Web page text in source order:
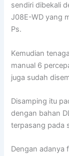
sendiri dibekali
J08E-WD yang
Ps.
Kemudian
manual 6
juga sudah
Disamping itu
dengan bahan
terpasang pada
Dengan adanya